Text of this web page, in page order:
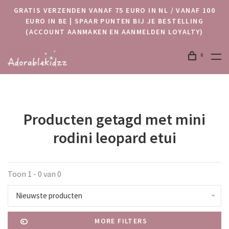
GRATIS VERZENDEN VANAF 75 EURO IN NL / VANAF 100
EURO IN BE | SPAAR PUNTEN BIJ JE BESTELLING
(ACCOUNT AANMAKEN EN AANMELDEN LOYALTY)
0
Producten getagd met mini
rodini leopard etui
Toon 1 - 0 van 0
Nieuwste producten
MORE FILTERS